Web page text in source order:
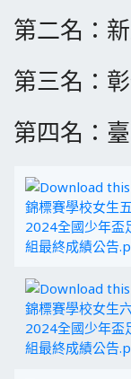
第二名：
第三名：
第四名：
2024全國少年盃
組最終成績公告
2024全國少年盃
組最終成績公告